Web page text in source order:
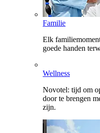
Familie
Elk
goede handen
Wellness
Novotel: tijd om
door te brengen
zijn.